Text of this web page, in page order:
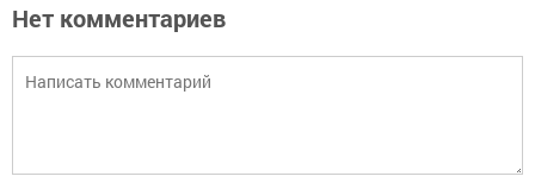
Нет комментариев